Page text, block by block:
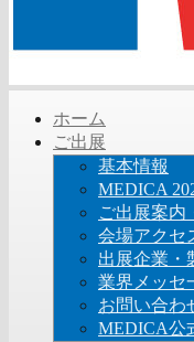
ホーム
ご出展
基本情報
MEDICA
ご出展案内
会場アクセ
出展企業・
業界メッセ
お問い合わ
MEDICA公